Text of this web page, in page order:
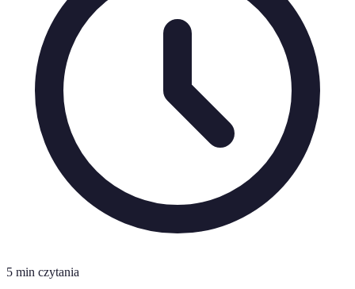
5 min czytania